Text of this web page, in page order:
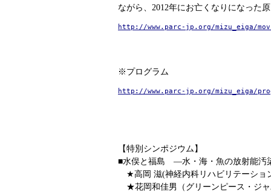
ながら、2012年にお亡くなりになった
http://www.parc-jp.org/mizu_eiga/
※プログラム
http://www.parc-jp.org/mizu_eiga/
【特別シンポジウム】
■水俣と福島 ―水・海・魚の放射能汚
★高岡 滋(神経内科リハビリテーショ
★花岡和佳男（グリーンピース・ジ